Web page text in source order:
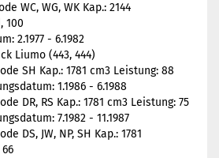
WC, WG, WK Kap.: 2144
100
2.1977 - 6.1982
Liumo (443, 444)
SH Kap.: 1781 cm3 Leistung: 88
1.1986 - 6.1988
DR, RS Kap.: 1781 cm3 Leistung: 75
7.1982 - 11.1987
DS, JW, NP, SH Kap.: 1781